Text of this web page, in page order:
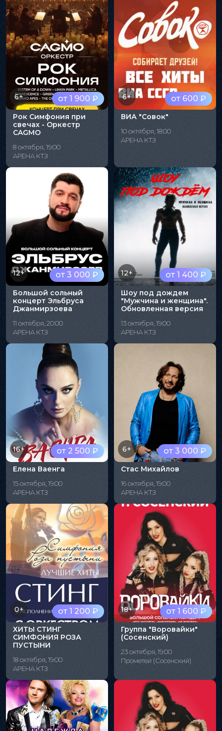
от 1 900 ₽
6+
Рок Симфония при
свечах - Оркестр
CAGMO
8 октября, 19:00
АРЕНА КТЗ
от 600 ₽
6+
ВИА "Совок"
10 октября, 18:00
АРЕНА КТЗ
от 3 000 ₽
12+
Большой сольный
концерт Эльбруса
Джанмирзоева
11 октября, 20:00
АРЕНА КТЗ
от 1 400 ₽
12+
Шоу под дождем
"Мужчина и женщина".
Обновленная версия
13 октября, 19:00
АРЕНА КТЗ
от 2 500 ₽
16+
Елена Ваенга
15 октября, 19:00
АРЕНА КТЗ
от 3 000 ₽
6+
Стас Михайлов
16 октября, 19:00
АРЕНА КТЗ
от 1 200 ₽
0+
ХИТЫ СТИНГ
СИМФОНИЯ РОЗА
ПУСТЫНИ
18 октября, 19:00
АРЕНА КТЗ
от 1 600 ₽
18+
Группа "Воровайки"
(Сосенский)
23 октября, 19:00
Прометей (Сосенский)